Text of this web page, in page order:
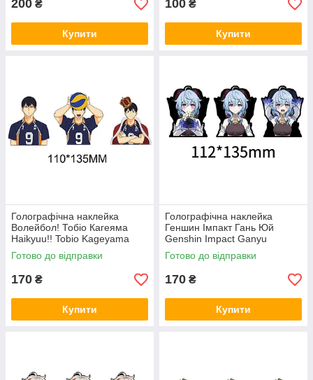
200 ₴
Купити
100 ₴
Купити
Голографічна наклейка
Волейбол! Тобіо Кагеяма
Haikyuu!! Tobio Kageyama
Готово до відправки
170 ₴
Купити
Голографічна наклейка
Геншин Імпакт Гань Юй
Genshin Impact Ganyu
112x135 мм
Готово до відправки
170 ₴
Купити